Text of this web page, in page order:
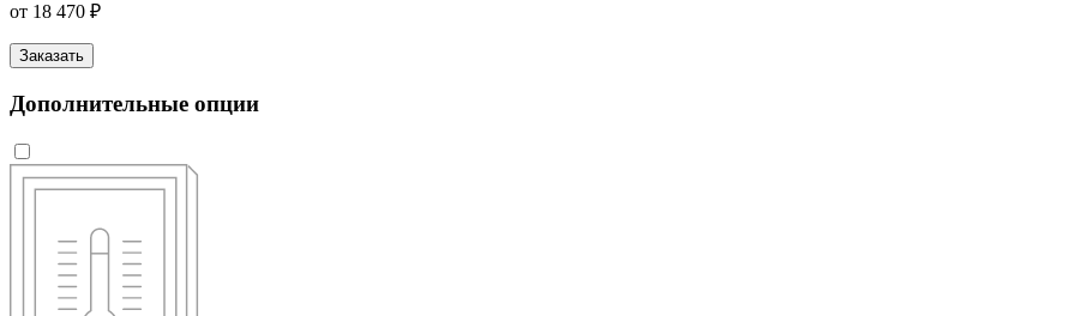
от 18 470 ₽
Заказать
Дополнительные опции